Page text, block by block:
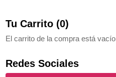
Tu Carrito (0)
El carrito de la compra está vacío
Redes Sociales